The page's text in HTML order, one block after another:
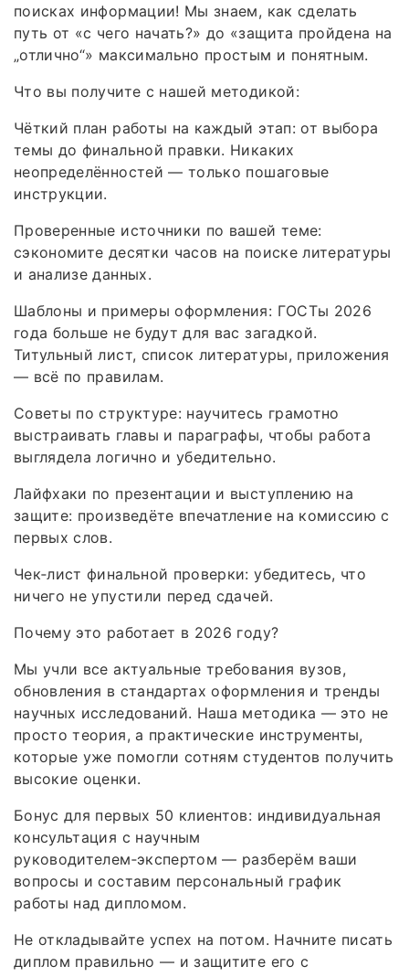
поисках информации! Мы знаем, как сделать
путь от «с чего начать?» до «защита пройдена на
„отлично“» максимально простым и понятным.
Что вы получите с нашей методикой:
Чёткий план работы на каждый этап: от выбора
темы до финальной правки. Никаких
неопределённостей — только пошаговые
инструкции.
Проверенные источники по вашей теме:
сэкономите десятки часов на поиске литературы
и анализе данных.
Шаблоны и примеры оформления: ГОСТы 2026
года больше не будут для вас загадкой.
Титульный лист, список литературы, приложения
— всё по правилам.
Советы по структуре: научитесь грамотно
выстраивать главы и параграфы, чтобы работа
выглядела логично и убедительно.
Лайфхаки по презентации и выступлению на
защите: произведёте впечатление на комиссию с
первых слов.
Чек‑лист финальной проверки: убедитесь, что
ничего не упустили перед сдачей.
Почему это работает в 2026 году?
Мы учли все актуальные требования вузов,
обновления в стандартах оформления и тренды
научных исследований. Наша методика — это не
просто теория, а практические инструменты,
которые уже помогли сотням студентов получить
высокие оценки.
Бонус для первых 50 клиентов: индивидуальная
консультация с научным
руководителем‑экспертом — разберём ваши
вопросы и составим персональный график
работы над дипломом.
Не откладывайте успех на потом. Начните писать
диплом правильно — и защитите его с